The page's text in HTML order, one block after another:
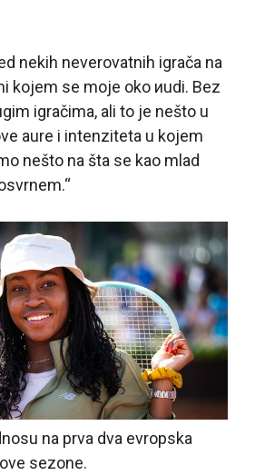
nekih neverovatnih igrača na
kojem se moje oko иudi. Bez
igračima, ali to je nešto u
aure i intenziteta u kojem
nešto na šta se kao mlad
na prva dva evropska
sezone.